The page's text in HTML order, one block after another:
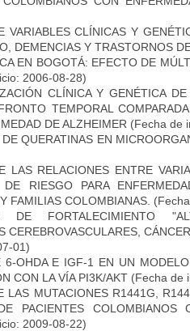
VARIABLES CLÍNICAS Y
DEMENCIAS Y TRASTORNOS
EN BOGOTÁ: EFECTO DE
2006-08-28)
CLÍNICA Y GENÉTICA
TEMPORAL
DE ALZHEIMER (Fecha de
QUERATINAS EN
LAS RELACIONES ENTRE
RIESGO PARA
FAMILIAS COLOMBIANAS.
DE FORTALECIMIENTO
CEREBROVASCULARES,
01)
6-OHDA E IGF-1 EN UN
CON LA VÍA PI3K/AKT (Fecha de
LAS MUTACIONES R1441G,
PACIENTES COLOMBIANOS
2009-08-22)